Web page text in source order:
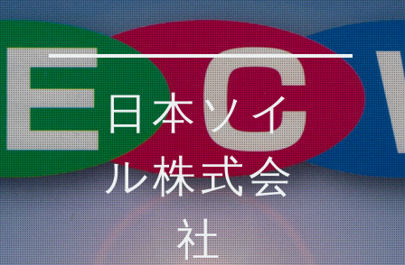
日本ソイ
ル株式会
社